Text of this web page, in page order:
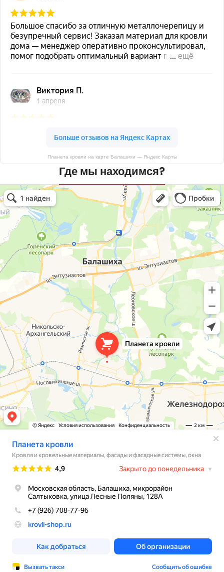
Планета кровли на карте Балашихи — Яндекс Карты
Где мы находимся?
Планета кровли
Кровля и кровельные материалы в Балашихе
Окна в Балашихе